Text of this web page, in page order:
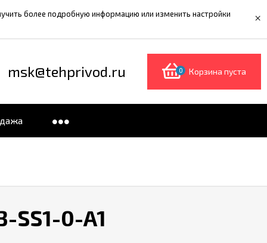
более подробную информацию или изменить настройки ×
msk@tehprivod.ru 0 Корзина пуста
0-A1